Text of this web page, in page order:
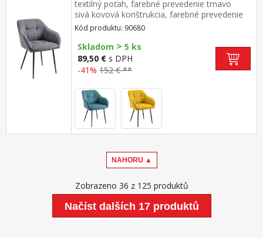
textilný poťah, farebné prevedenie tmavo
sivá kovová konštrukcia, farebné prevedenie
čierna výška sedu 48 cm odporúčaná nosnosť
do 120 kg
Kód produktu: 90680
Skladom > 5 ks
89,50 € s DPH
-41% 152 € **
NAHORU ▲
Zobrazeno 36 z 125 produktů
Načíst dalších 17 produktů